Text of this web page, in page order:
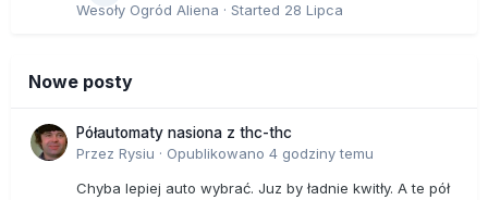
Wesoły Ogród Aliena · Started 28 Lipca
Nowe posty
Półautomaty nasiona z thc-thc
Przez Rysiu · Opublikowano 4 godziny temu
Chyba lepiej auto wybrać. Juz by ładnie kwitły. A te pół